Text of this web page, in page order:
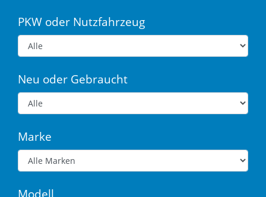
PKW oder Nutzfahrzeug
Neu oder Gebraucht
Marke
Modell